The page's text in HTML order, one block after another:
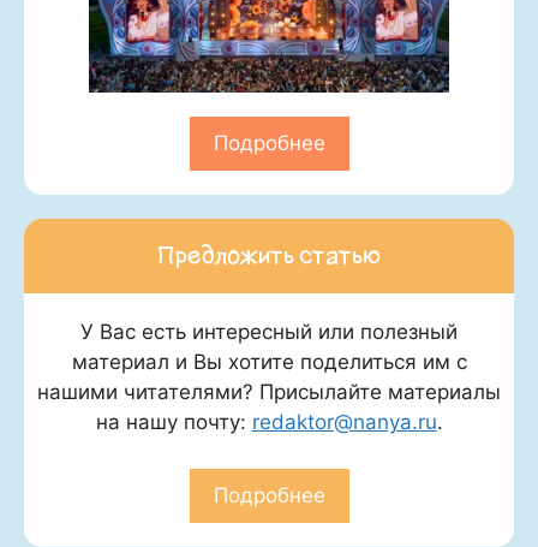
Подробнее
Предложить статью
У Вас есть интересный или полезный
материал и Вы хотите поделиться им с
нашими читателями? Присылайте материалы
на нашу почту: redaktor@nanya.ru.
Подробнее